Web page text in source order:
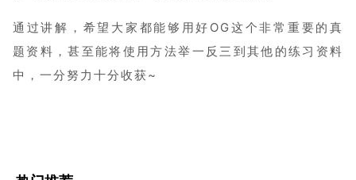
通过讲解，希望大家都能够用好OG这个非常重要的真
题资料，甚至能将使用方法举一反三到其他的练习资料
中，一分努力十分收获~